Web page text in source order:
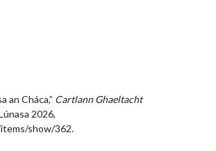
an Cháca,” Cartlann Ghaeltacht
2026,
show/362.